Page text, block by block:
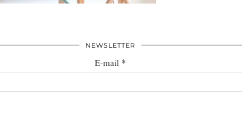
NEWSLETTER
E-mail *